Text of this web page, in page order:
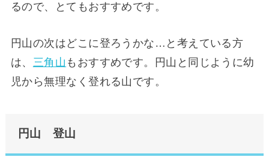
るので、とてもおすすめです。
円山の次はどこに登ろうかな…と考えている方
は、 三角山 もおすすめです。円山と同じように幼
児から無理なく登れる山です。
円山 登山